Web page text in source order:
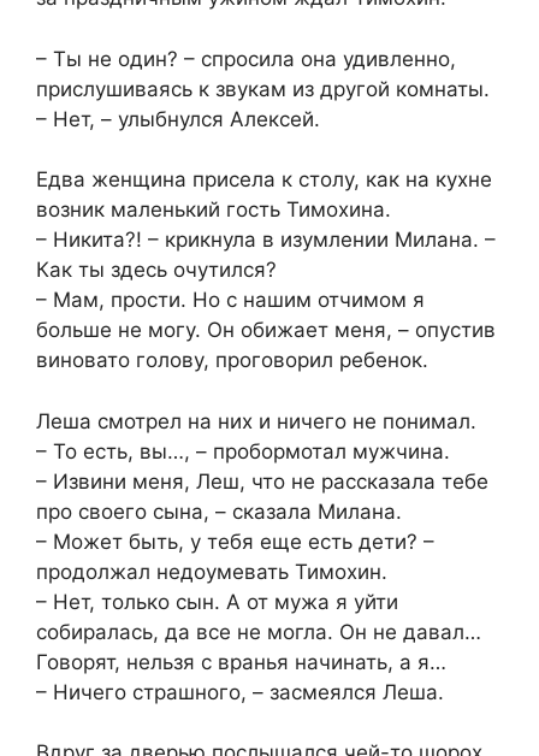
– Ты не один? – спросила она удивленно,
прислушиваясь к звукам из другой комнаты.
– Нет, – улыбнулся Алексей.
Едва женщина присела к столу, как на кухне
возник маленький гость Тимохина.
– Никита?! – крикнула в изумлении Милана. –
Как ты здесь очутился?
– Мам, прости. Но с нашим отчимом я
больше не могу. Он обижает меня, – опустив
виновато голову, проговорил ребенок.
Леша смотрел на них и ничего не понимал.
– То есть, вы…, – пробормотал мужчина.
– Извини меня, Леш, что не рассказала тебе
про своего сына, – сказала Милана.
– Может быть, у тебя еще есть дети? –
продолжал недоумевать Тимохин.
– Нет, только сын. А от мужа я уйти
собиралась, да все не могла. Он не давал…
Говорят, нельзя с вранья начинать, а я…
– Ничего страшного, – засмеялся Леша.